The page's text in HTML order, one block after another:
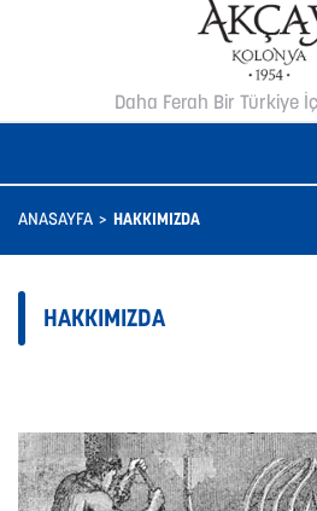
Daha Ferah Bir Türkiye
ANASAYFA HAKKIMIZDA
HAKKIMIZDA